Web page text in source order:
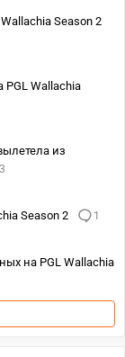
Season 2
PGL Wallachia
из
Season 2
1
на PGL Wallachia